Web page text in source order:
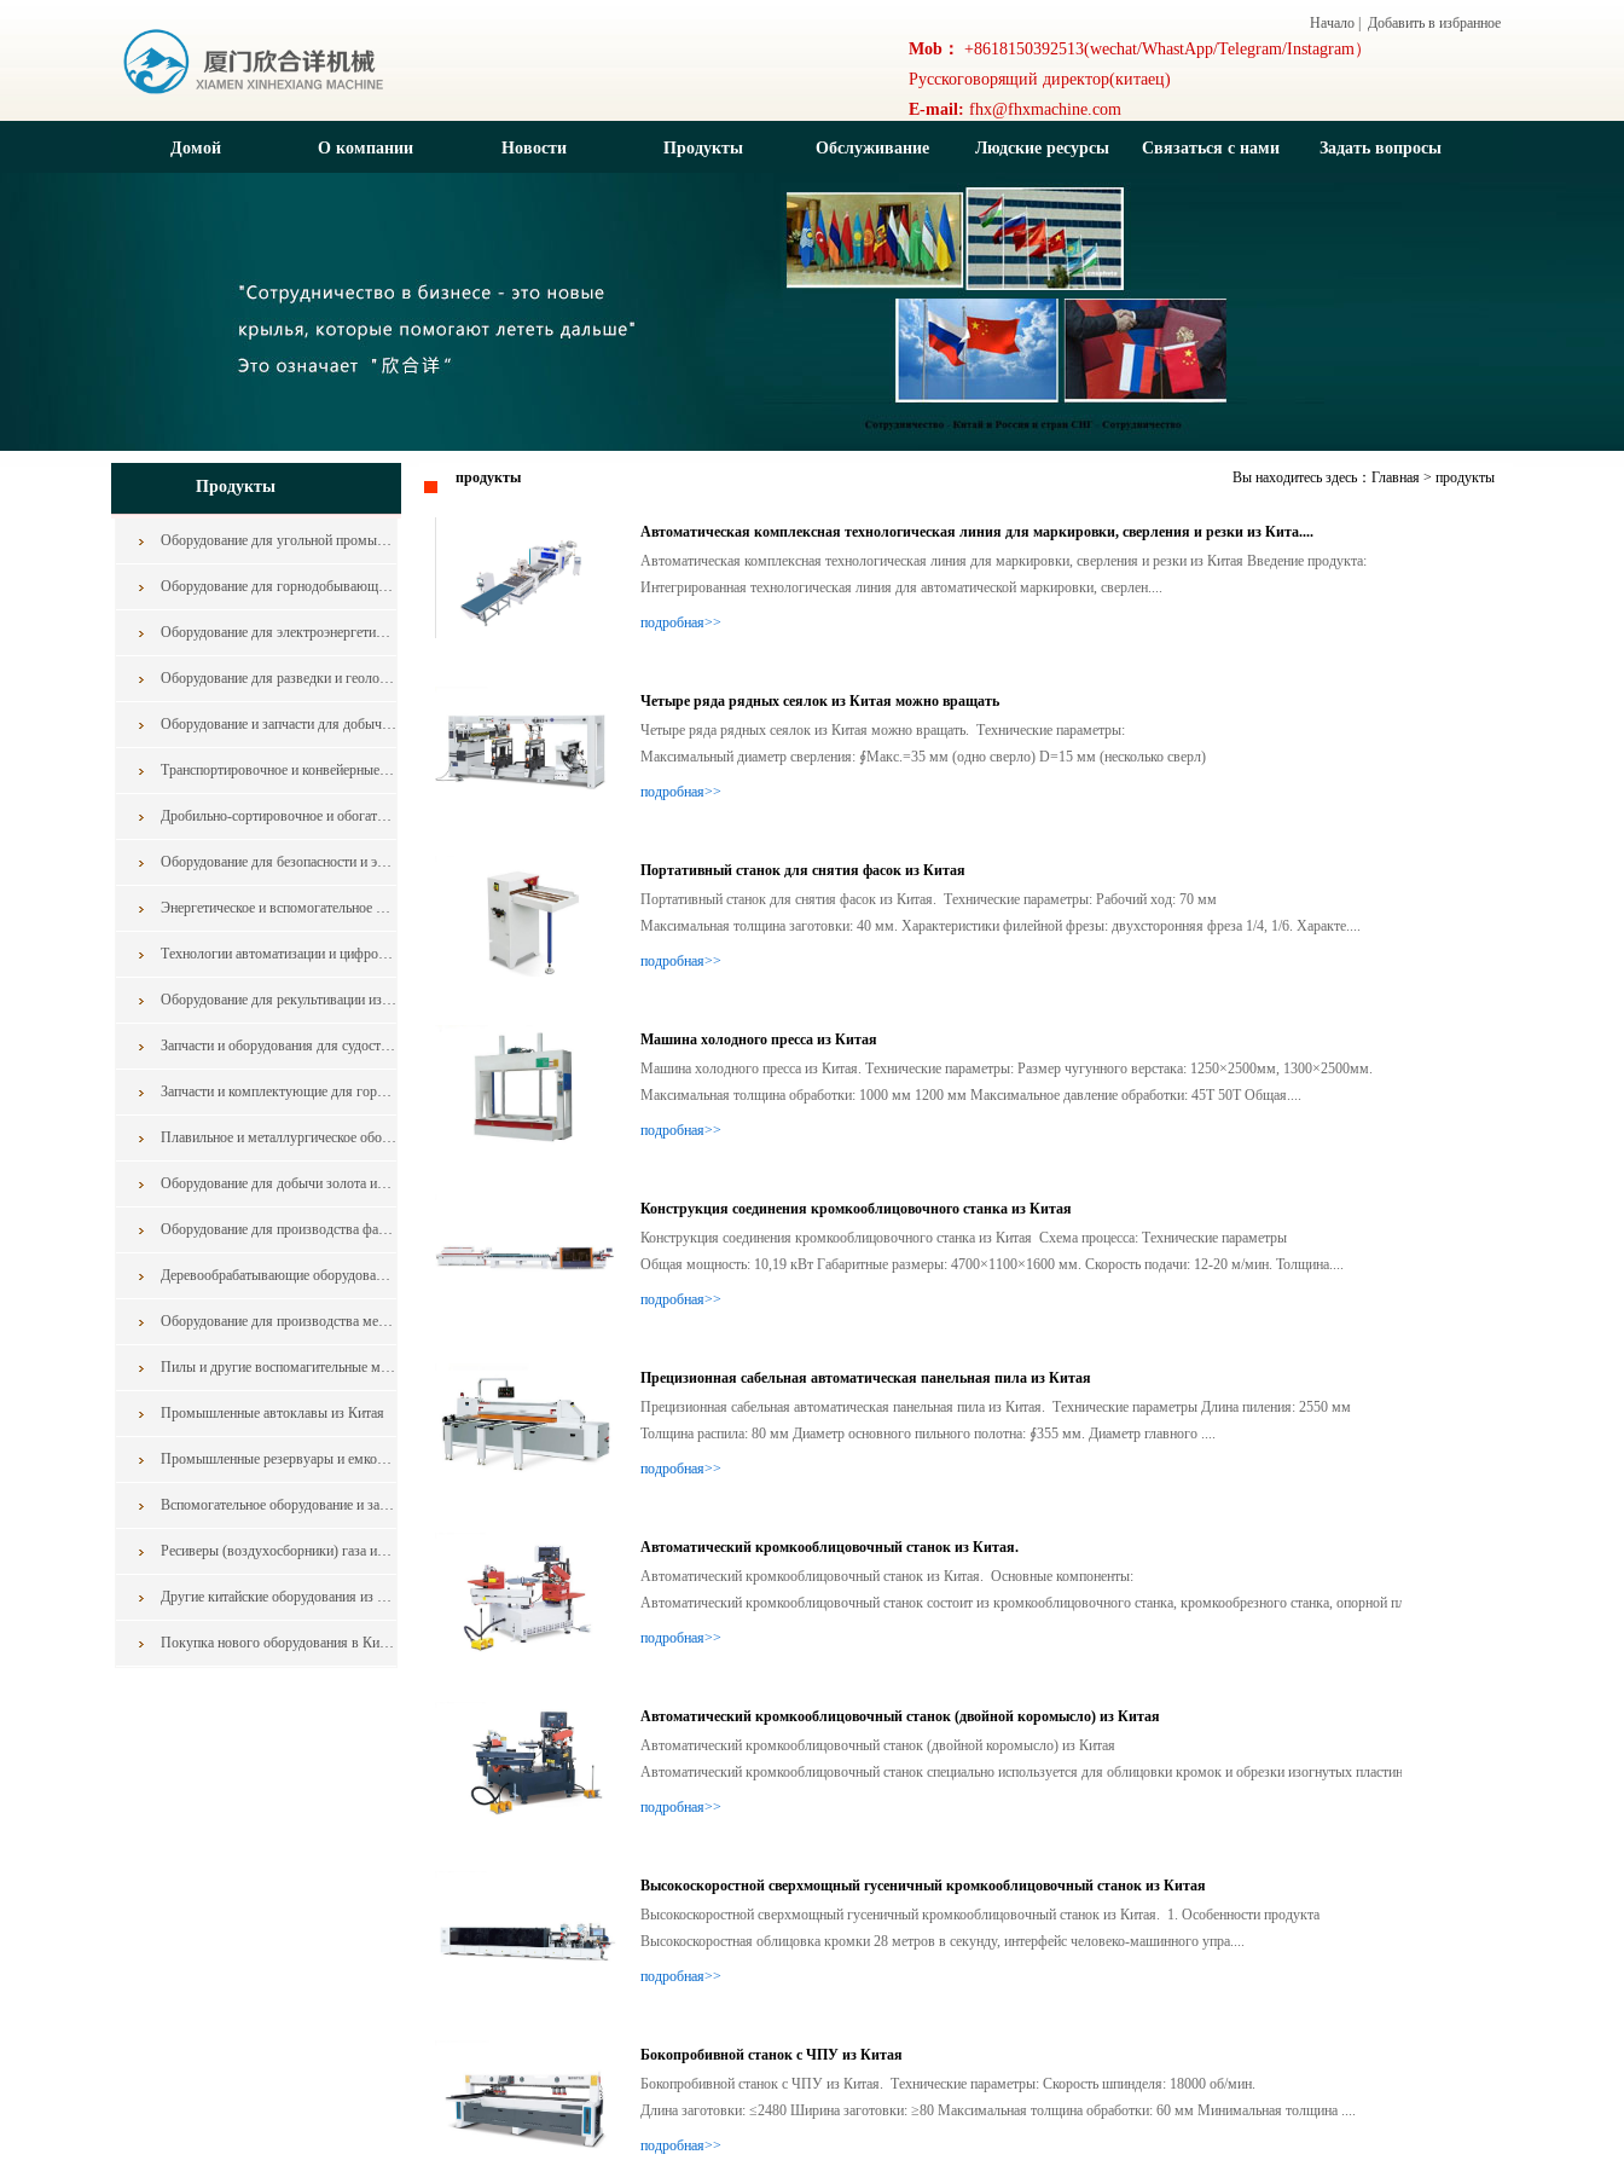
Начало Добавить в избранное
Mob： +8618150392513(wechat/WhastApp/Telegram/Instagram）
Русскоговорящий директор(китаец)
E-mail: fhx@fhxmachine.com
Домой О компании Новости Продукты Обслуживание
клиентов
Людские ресурсы Связаться с нами Задать вопросы
Продукты
Оборудование для угольной промышленности из Китая
Оборудование для горнодобывающей промышленности из Китая
Оборудование для электроэнергетики из Китая
Оборудование для разведки и геологоразведки и запчасти в горной промышленности из китая
Оборудование и запчасти для добычи в горной промышленности из китая
Транспортировочное и конвейерные оборудование для горной промышленности из китая
Дробильно-сортировочное и обогатительное оборудование для горной промышленности из китая
Оборудование для безопасности и экологии для горной промышленности из китая
Энергетическое и вспомогательное оборудование из китая
Технологии автоматизации и цифровизации для горной промышленности из Китая
Оборудование для рекультивации из Китая
Запчасти и оборудования для судостроения и судоремонта
Запчасти и комплектующие для горнодобывающего оборудования
Плавильное и металлургическое оборудования из Китая
Оборудование для добычи золота из Китая
Оборудование для производства фанеры из шпона
Деревообрабатывающие оборудования
Оборудование для производства мебели
Пилы и другие воспомагительные машины для обработки дерева и мебели из Китая
Промышленные автоклавы из Китая
Промышленные резервуары и емкости из китая
Вспомогательное оборудование и запчасти в горной промышленности из Китая
Ресиверы (воздухосборники) газа из Китая
Другие китайские оборудования из Китая
Покупка нового оборудования в Китае: как свести к минимуму риски контракта
Вы находитесь здесь： Главная > продукты
продукты
Автоматическая комплексная технологическая линия для маркировки, сверления и резки из Кита....
Автоматическая комплексная технологическая линия для маркировки, сверления и резки из Китая Введение продукта:
Интегрированная технологическая линия для автоматической маркировки, сверлен....
подробная>>
Четыре ряда рядных сеялок из Китая можно вращать
Четыре ряда рядных сеялок из Китая можно вращать. Технические параметры:
Максимальный диаметр сверления: ∮Макс.=35 мм (одно сверло) D=15 мм (несколько сверл)
Максимальная глубина сверления: 60 мм ....
подробная>>
Портативный станок для снятия фасок из Китая
Портативный станок для снятия фасок из Китая. Технические параметры: Рабочий ход: 70 мм
Максимальная толщина заготовки: 40 мм. Характеристики филейной фрезы: двухсторонняя фреза 1/4, 1/6. Характе....
подробная>>
Машина холодного пресса из Китая
Машина холодного пресса из Китая. Технические параметры: Размер чугунного верстака: 1250×2500мм, 1300×2500мм.
Максимальная толщина обработки: 1000 мм 1200 мм Максимальное давление обработки: 45T 50T Общая....
подробная>>
Конструкция соединения кромкооблицовочного станка из Китая
Конструкция соединения кромкооблицовочного станка из Китая Схема процесса: Технические параметры
Общая мощность: 10,19 кВт Габаритные размеры: 4700×1100×1600 мм. Скорость подачи: 12-20 м/мин. Толщина....
подробная>>
Прецизионная сабельная автоматическая панельная пила из Китая
Прецизионная сабельная автоматическая панельная пила из Китая. Технические параметры Длина пиления: 2550 мм
Толщина распила: 80 мм Диаметр основного пильного полотна: ∮355 мм. Диаметр главного ....
подробная>>
Автоматический кромкооблицовочный станок из Китая.
Автоматический кромкооблицовочный станок из Китая. Основные компоненты:
Автоматический кромкооблицовочный станок состоит из кромкооблицовочного станка, кромкообрезного станка, опорной пл....
подробная>>
Автоматический кромкооблицовочный станок (двойной коромысло) из Китая
Автоматический кромкооблицовочный станок (двойной коромысло) из Китая
Автоматический кромкооблицовочный станок специально используется для облицовки кромок и обрезки изогнутых пластин ра....
подробная>>
Высокоскоростной сверхмощный гусеничный кромкооблицовочный станок из Китая
Высокоскоростной сверхмощный гусеничный кромкооблицовочный станок из Китая. 1. Особенности продукта
Высокоскоростная облицовка кромки 28 метров в секунду, интерфейс человеко-машинного упра....
подробная>>
Бокопробивной станок с ЧПУ из Китая
Бокопробивной станок с ЧПУ из Китая. Технические параметры: Скорость шпинделя: 18000 об/мин.
Длина заготовки: ≤2480 Ширина заготовки: ≥80 Максимальная толщина обработки: 60 мм Минимальная толщина ....
подробная>>